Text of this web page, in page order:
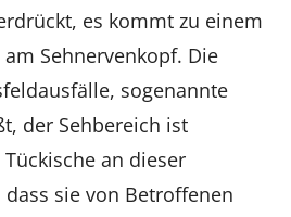
es kommt zu einem
Sehnervenkopf. Die
sogenannte
der Sehbereich ist
an dieser
sie von Betroffenen